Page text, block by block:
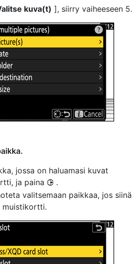
kuva(t) ], siirry vaiheeseen 5.
jossa on haluamasi kuvat
ja paina 2 .
valitsemaan paikkaa, jos siinä
muistikortti.